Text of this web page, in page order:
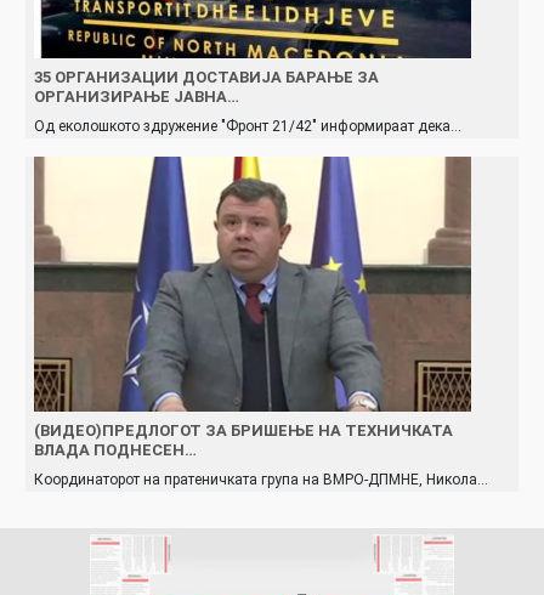
35 ОРГАНИЗАЦИИ ДОСТАВИЈА БАРАЊЕ ЗА
ОРГАНИЗИРАЊЕ ЈАВНА…
Од еколошкото здружение "Фронт 21/42" информираат дека…
(ВИДЕО)ПРЕДЛОГОТ ЗА БРИШЕЊЕ НА ТЕХНИЧКАТА
ВЛАДА ПОДНЕСЕН…
Координаторот на пратеничката група на ВМРО-ДПМНЕ, Никола…